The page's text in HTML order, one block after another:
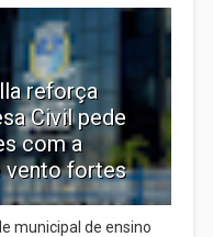
reforça
Civil pede
com a
vento fortes
municipal de ensino